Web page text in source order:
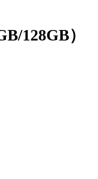
128GB）